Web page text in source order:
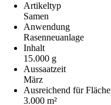
Artikeltyp
Samen
Anwendung
Rasenneuanlage
Inhalt
15.000 g
Aussaatzeit
März
Ausreichend für
3.000 m²